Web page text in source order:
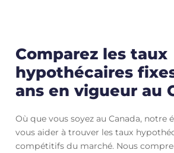
Comparez les taux
hypothécaires
ans en vigueur au
Où que vous soyez au Canada, notre
vous aider à trouver les taux
compétitifs du marché. Nous